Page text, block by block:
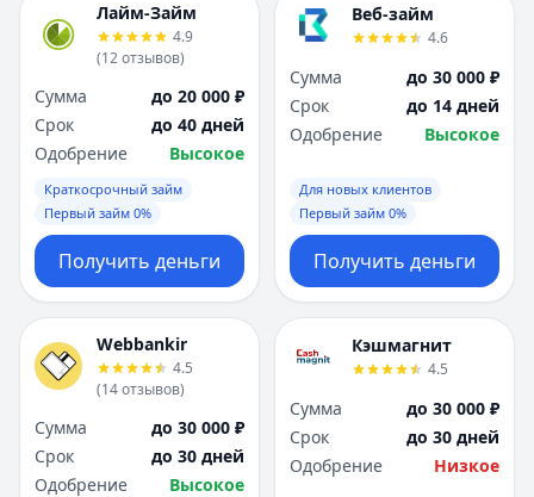
Лайм-Займ
4.9
(12отзывов)
Сумма
до 20 000 ₽
Срок
до 40 дней
Одобрение
Высокое
Краткосрочный займ
Первый займ 0%
Получить деньги
Веб-займ
4.6
Сумма
до 30 000 ₽
Срок
до 14 дней
Одобрение
Высокое
Для новых клиентов
Первый займ 0%
Получить деньги
Webbankir
4.5
(14отзывов)
Сумма
до 30 000 ₽
Срок
до 30 дней
Одобрение
Высокое
Кэшмагнит
4.5
Сумма
до 30 000 ₽
Срок
до 30 дней
Одобрение
Низкое